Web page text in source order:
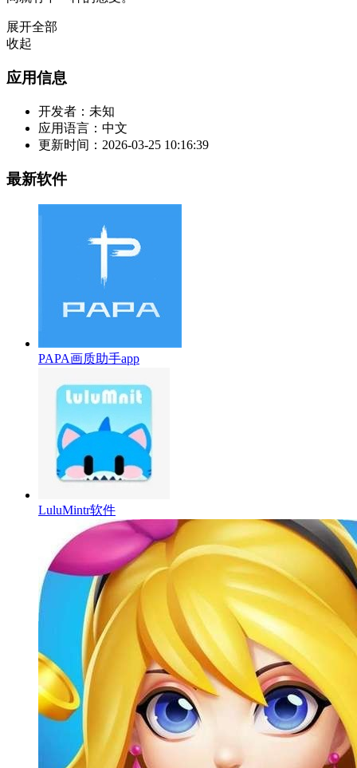
展开全部
收起
应用信息
开发者： 未知
应用语言： 中文
更新时间： 2026-03-25 10:16:39
最新软件
PAPA画质助手app
LuluMintr软件